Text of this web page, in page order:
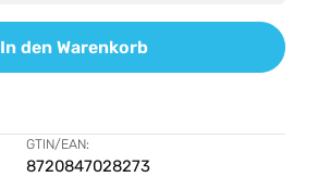
In den Warenkorb
GTIN/EAN:
8720847028273